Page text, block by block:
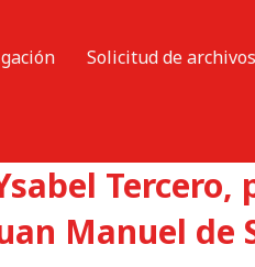
Solicitud de archivos
Tercero,
Manuel de